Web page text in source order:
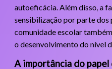
autoeficácia. Além disso, a
sensibilização por parte dos
comunidade escolar
o desenvolvimento do nível
A importância do